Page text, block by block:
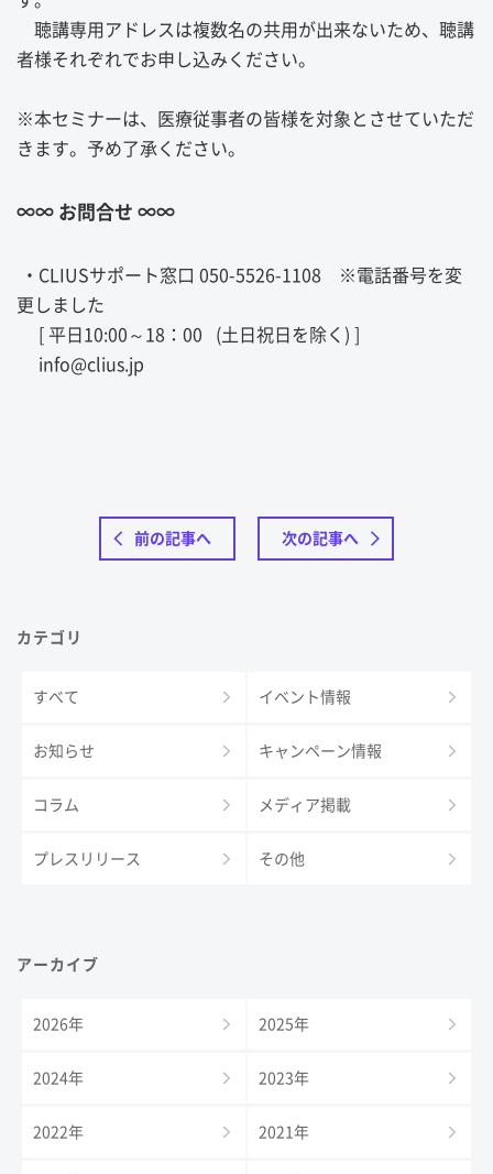
聴講専用アドレスは複数名の共用が出来ないため、聴講
者様それぞれでお申し込みください。
※本セミナーは、医療従事者の皆様を対象とさせていただ
きます。予め了承ください。
∞∞ お問合せ ∞∞
・CLIUSサポート窓口 050-5526-1108 ※電話番号を変
更しました
[ 平日10:00～18：00 (土日祝日を除く) ]
info@clius.jp
前の記事へ 次の記事へ
カテゴリ
すべて イベント情報
お知らせ キャンペーン情報
コラム メディア掲載
プレスリリース その他
アーカイブ
2026年 2025年
2024年 2023年
2022年 2021年